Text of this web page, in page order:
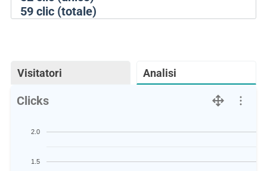
59clic (totale)
Visitatori Analisi
Clicks
1.5
2.0